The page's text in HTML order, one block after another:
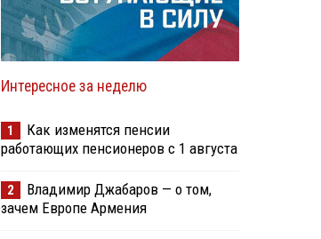
Интересное за неделю
1
Как изменятся пенсии
работающих пенсионеров с 1 августа
2
Владимир Джабаров — о том,
зачем Европе Армения